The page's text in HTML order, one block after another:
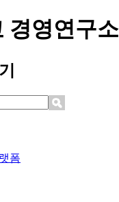
경영연구소
폼